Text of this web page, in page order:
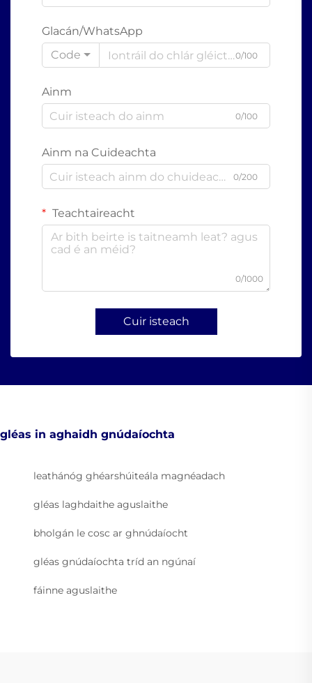
Glacán/WhatsApp
Code
0/100
Ainm
0/100
Ainm na Cuideachta
0/200
Teachtaireacht
0/1000
Cuir isteach
gléas in aghaidh gnúdaíochta
leathánóg ghéarshúiteála magnéadach
gléas laghdaithe aguslaithe
bholgán le cosc ar ghnúdaíocht
gléas gnúdaíochta tríd an ngúnaí
fáinne aguslaithe